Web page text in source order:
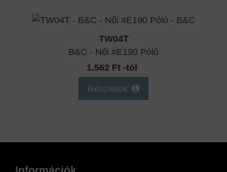
TW04T
B&C - Női #E190 Póló
1.562 Ft -tól
Részletek